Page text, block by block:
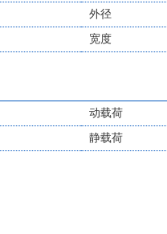
外径
宽度
动载荷
静载荷